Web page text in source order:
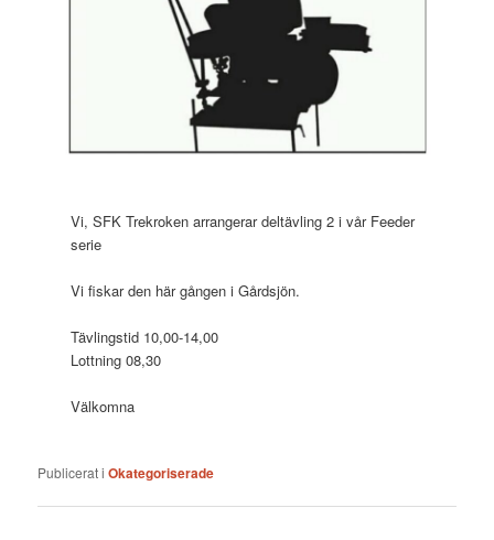
Vi, SFK Trekroken arrangerar deltävling 2 i vår Feeder
serie
Vi fiskar den här gången i Gårdsjön.
Tävlingstid 10,00-14,00
Lottning 08,30
Välkomna
Publicerat i Okategoriserade